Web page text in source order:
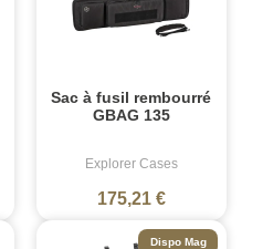
Sac à fusil rembourré
GBAG 135
Explorer Cases
175,21 €
Dispo Mag